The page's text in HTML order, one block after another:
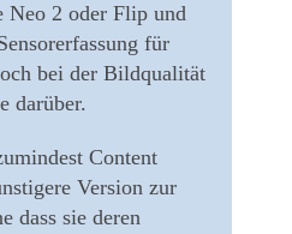
Neo 2 oder Flip und
für
bei der Bildqualität
darüber.
Content
Version zur
dass sie deren